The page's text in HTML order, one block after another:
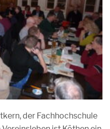
der Fachhochschule